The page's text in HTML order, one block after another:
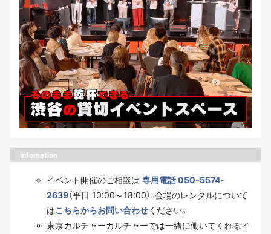
Infomation
イベント開催のご相談は 専用電話 050-5574-
2639（平日 10:00～18:00）、会場のレンタルについて
はこちらからお問い合わせください。
東京カルチャーカルチャーでは一緒に働いてくれるイ